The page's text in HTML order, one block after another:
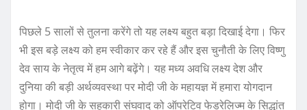
पिछले 5 सालों से तुलना करेंगे तो यह लक्ष्य बहुत बड़ा दिखाई देगा। फिर
भी इस बड़े लक्ष्य को हम स्वीकार कर रहे हैं और इस चुनौती के लिए विष्णु
देव साय के नेतृत्व में हम आगे बढ़ेंगे। यह मध्य अवधि लक्ष्य देश और
दुनिया की बड़ी अर्थव्यवस्था पर मोदी जी के महायज्ञ में हमारा योगदान
होगा। मोदी जी के सहकारी संघवाद को ऑपरेटिव फेडरेलिज्म के सिद्धांत